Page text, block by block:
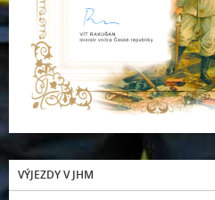
VÝJEZDY V JHM